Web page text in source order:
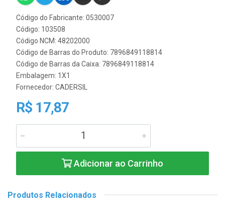
Código do Fabricante: 0530007
Código: 103508
Código NCM: 48202000
Código de Barras do Produto: 7896849118814
Código de Barras da Caixa: 7896849118814
Embalagem: 1X1
Fornecedor: CADERSIL
R$ 17,87
Adicionar ao Carrinho
Produtos Relacionados